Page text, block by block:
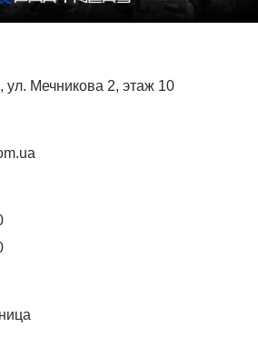
ул. Мечникова 2, этаж 10